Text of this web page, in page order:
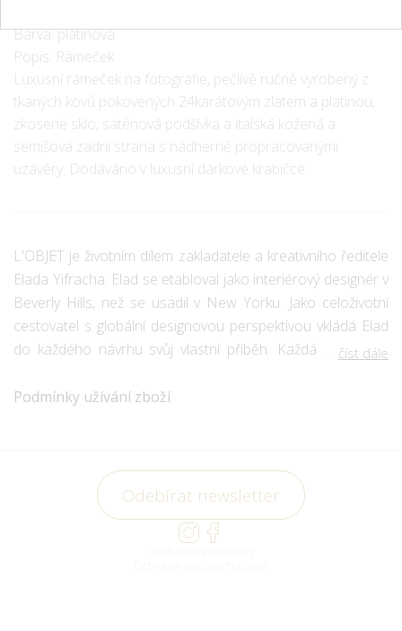
Barva: platinová
Popis: Rámeček
Luxusní rámeček na fotografie, pečlivě ručně vyrobený z
tkaných kovů pokovených 24karátovým zlatem a platinou,
zkosené sklo, saténová podšívka a italská kožená a
semišová zadní strana s nádherně propracovanými
uzávěry. Dodáváno v luxusní dárkové krabičce.
L'OBJET je životním dílem zakladatele a kreativního ředitele
Elada Yifracha. Elad se etabloval jako interiérový designér v
Beverly Hills, než se usadil v New Yorku. Jako celoživotní
cestovatel s globální designovou perspektivou vkládá Elad
do každého návrhu svůj vlastní příběh. Každá kolekce je
řemeslníkům, kteří je přivádějí k životu.
moderního umění. Vášeň pro inovace – jak v technikách, tak
v použití vysoce kvalitních materiálů – prostupuje vše, co
vytváří. Každá kolekce je bohatá na detaily a
číst dále
Podmínky užívání zboží
Odebírat newsletter